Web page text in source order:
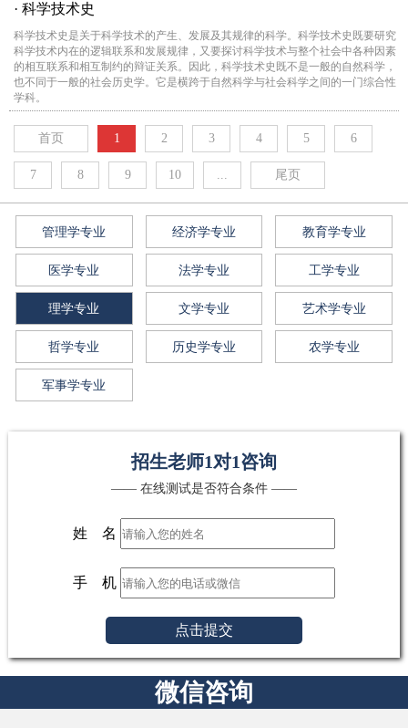
管理学专业 经济学专业 教育学专业
医学专业 法学专业 工学专业
理学专业 文学专业 艺术学专业
哲学专业 历史学专业 农学专业
军事学专业
招生老师1对1咨询
—— 在线测试是否符合条件 ——
姓 名
手 机
点击提交
微信咨询
· 科学技术史
科学技术史是关于科学技术的产生、发展及其规律的科学。科学技术史既要研究
科学技术内在的逻辑联系和发展规律，又要探讨科学技术与整个社会中各种因素
的相互联系和相互制约的辩证关系。因此，科学技术史既不是一般的自然科学，
也不同于一般的社会历史学。它是横跨于自然科学与社会科学之间的一门综合性
学科。
首页 1 2 3 4 5 6
7 8 9 10 ... 尾页